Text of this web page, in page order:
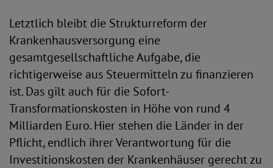
Letztlich bleibt die Strukturreform der
Krankenhausversorgung eine
gesamtgesellschaftliche Aufgabe, die
richtigerweise aus Steuermitteln zu finanzieren
ist. Das gilt auch für die Sofort-
Transformationskosten in Höhe von rund 4
Milliarden Euro. Hier stehen die Länder in der
Pflicht, endlich ihrer Verantwortung für die
Investitionskosten der Krankenhäuser gerecht zu